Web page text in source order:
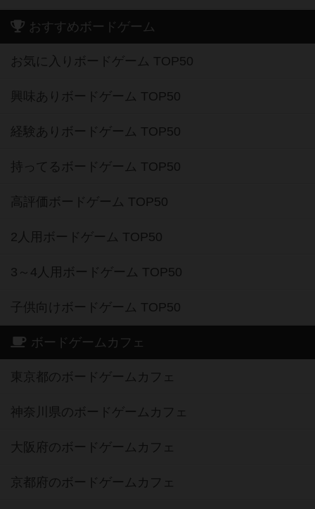
おすすめボードゲーム
お気に入りボードゲーム TOP50
興味ありボードゲーム TOP50
経験ありボードゲーム TOP50
持ってるボードゲーム TOP50
高評価ボードゲーム TOP50
2人用ボードゲーム TOP50
3～4人用ボードゲーム TOP50
子供向けボードゲーム TOP50
ボードゲームカフェ
東京都のボードゲームカフェ
神奈川県のボードゲームカフェ
大阪府のボードゲームカフェ
京都府のボードゲームカフェ